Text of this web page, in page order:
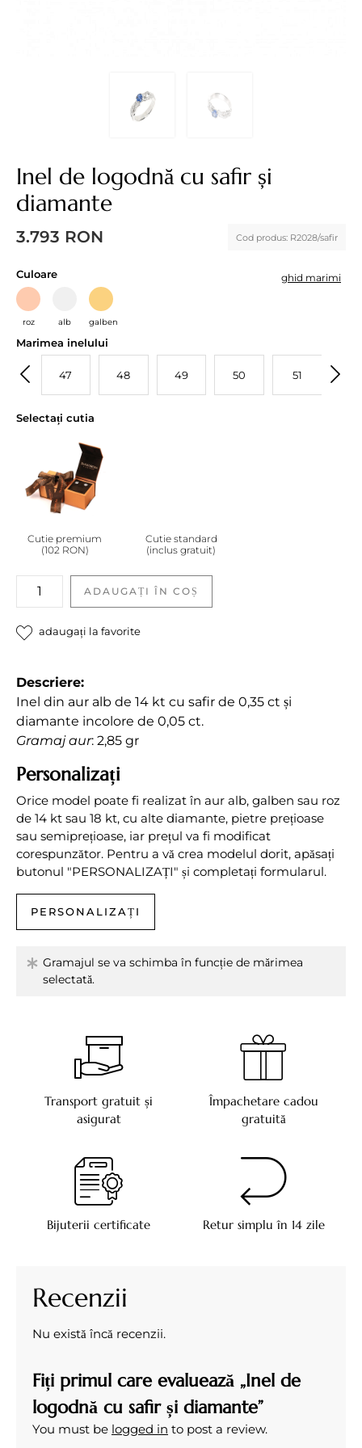
Inel de logodnă cu safir și
diamante
Cod produs: R2028/safir
3.793 RON
ghid marimi
Culoare
roz alb galben
Marimea inelului
47 48 49 50 51
Selectați cutia
Cutie premium
(102 RON)
Cutie standard
(inclus gratuit)
Inel
de
logodnă
cu
și
diamante
quantity
ADAUGAȚI ÎN COȘ
adaugați la favorite
Descriere:
Inel din aur alb de 14 kt cu safir de 0,35 ct și
diamante incolore de 0,05 ct.
Gramaj aur: 2,85 gr
Personalizați
Orice model poate fi realizat în aur alb, galben sau roz
de 14 kt sau 18 kt, cu alte diamante, pietre prețioase
sau semiprețioase, iar prețul va fi modificat
corespunzător. Pentru a vă crea modelul dorit, apăsați
butonul "PERSONALIZAȚI" și completați formularul.
PERSONALIZAȚI
Gramajul se va schimba în funcție de mărimea
selectată.
Transport gratuit și
asigurat
Împachetare cadou
gratuită
Bijuterii certificate Retur simplu în 14 zile
Recenzii
Nu există încă recenzii.
Fiți primul care evaluează „Inel de
logodnă cu safir și diamante”
You must be logged in to post a review.